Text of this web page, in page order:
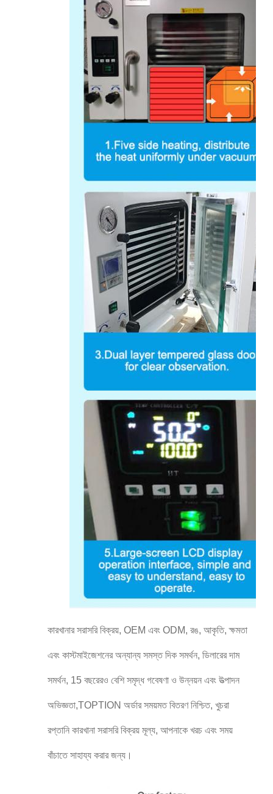
কারখানার সরাসরি বিক্রয়, OEM এবং ODM, রঙ, আকৃতি, ক্ষমতা
এবং কাস্টমাইজেশনের অন্যান্য সমস্ত দিক সমর্থন, ডিলারের দাম
সমর্থন, 15 বছরেরও বেশি সমৃদ্ধ গবেষণা ও উন্নয়ন এবং উত্পাদন
অভিজ্ঞতা,TOPTION অর্ডার সময়মত বিতরণ নিশ্চিত, খুচরা
রপ্তানি কারখানা সরাসরি বিক্রয় মূল্য, আপনাকে খরচ এবং সময়
বাঁচাতে সাহায্য করার জন্য।